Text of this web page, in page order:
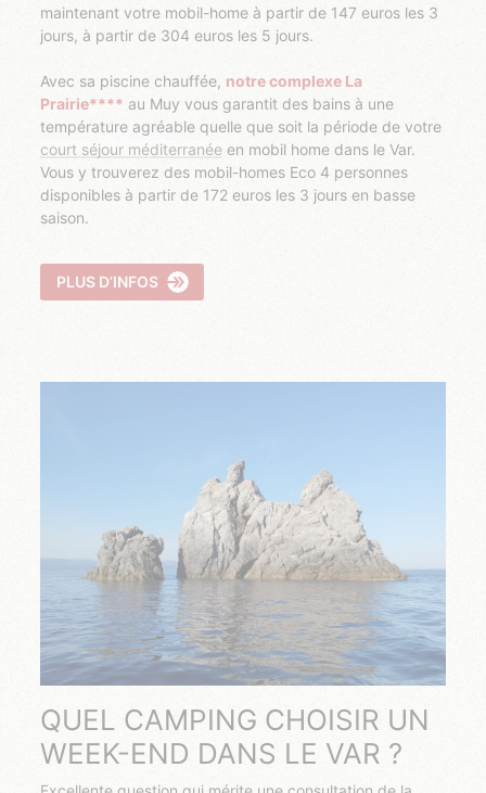
maintenant votre mobil-home à partir de 147 euros les 3
jours, à partir de 304 euros les 5 jours.
Avec sa piscine chauffée, notre complexe La
Prairie**** au Muy vous garantit des bains à une
température agréable quelle que soit la période de votre
court séjour méditerranée en mobil home dans le Var.
Vous y trouverez des mobil-homes Eco 4 personnes
disponibles à partir de 172 euros les 3 jours en basse
saison.
PLUS D’INFOS
QUEL CAMPING CHOISIR UN
WEEK-END DANS LE VAR ?